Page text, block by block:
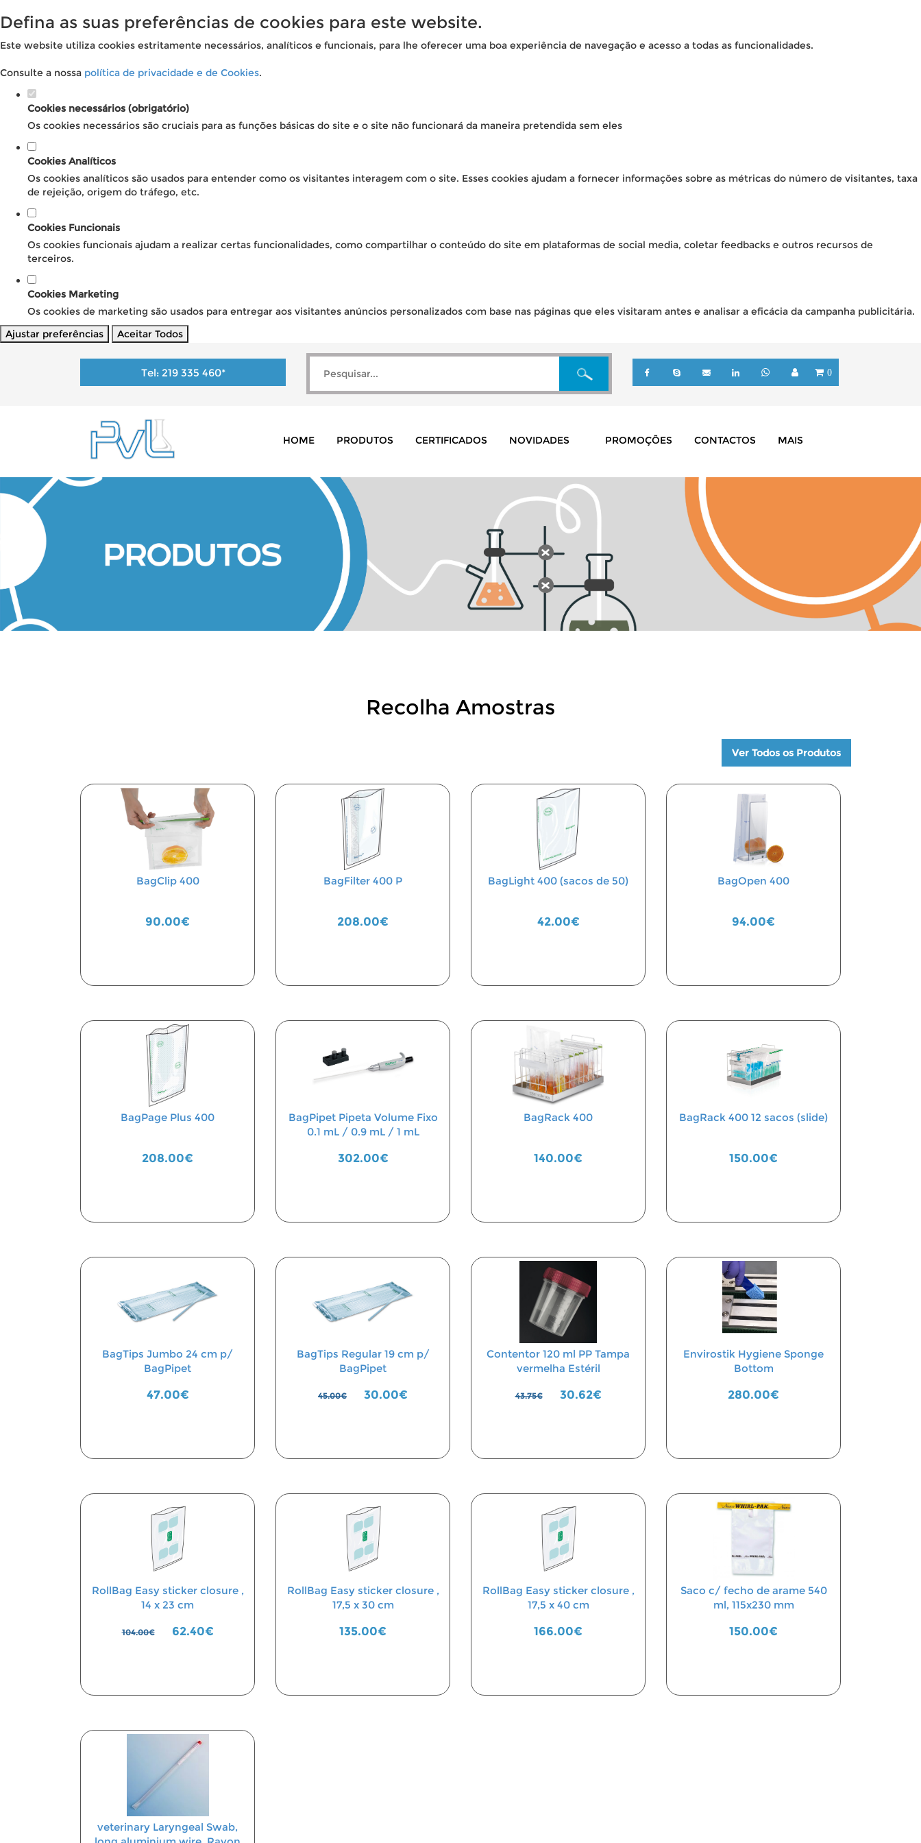
Defina as suas preferências de cookies para este website.
Este website utiliza cookies estritamente necessários, analíticos e funcionais, para lhe oferecer uma boa experiência de navegação e acesso a todas as funcionalidades.
Consulte a nossa política de privacidade e de Cookies.
Cookies necessários (obrigatório)
Os cookies necessários são cruciais para as funções básicas do site e o site não funcionará da maneira pretendida sem eles
Cookies Analíticos
Os cookies analíticos são usados para entender como os visitantes interagem com o site. Esses cookies ajudam a fornecer informações sobre as métricas do número de visitantes, taxa
de rejeição, origem do tráfego, etc.
Cookies Funcionais
Os cookies funcionais ajudam a realizar certas funcionalidades, como compartilhar o conteúdo do site em plataformas de social media, coletar feedbacks e outros recursos de
terceiros.
Cookies Marketing
Os cookies de marketing são usados para entregar aos visitantes anúncios personalizados com base nas páginas que eles visitaram antes e analisar a eficácia da campanha publicitária.
Ajustar preferências
Aceitar Todos
Tel: 219 335 460* 0
HOME PRODUTOS CERTIFICADOS NOVIDADES PROMOÇÕES CONTACTOS MAIS
Recolha Amostras
Ver Todos os Produtos
BagClip 400
90.00€
BagFilter 400 P
208.00€
BagLight 400 (sacos de 50)
42.00€
BagOpen 400
94.00€
BagPage Plus 400
208.00€
BagPipet Pipeta Volume Fixo
0.1 mL / 0.9 mL / 1 mL
302.00€
BagRack 400
140.00€
BagRack 400 12 sacos (slide)
150.00€
BagTips Jumbo 24 cm p/
BagPipet
47.00€
BagTips Regular 19 cm p/
BagPipet
45.00€ 30.00€
Contentor 120 ml PP Tampa
vermelha Estéril
43.75€ 30.62€
Envirostik Hygiene Sponge
Bottom
280.00€
RollBag Easy sticker closure ,
14 x 23 cm
104.00€ 62.40€
RollBag Easy sticker closure ,
17,5 x 30 cm
135.00€
RollBag Easy sticker closure ,
17,5 x 40 cm
166.00€
Saco c/ fecho de arame 540
ml, 115x230 mm
150.00€
veterinary Laryngeal Swab,